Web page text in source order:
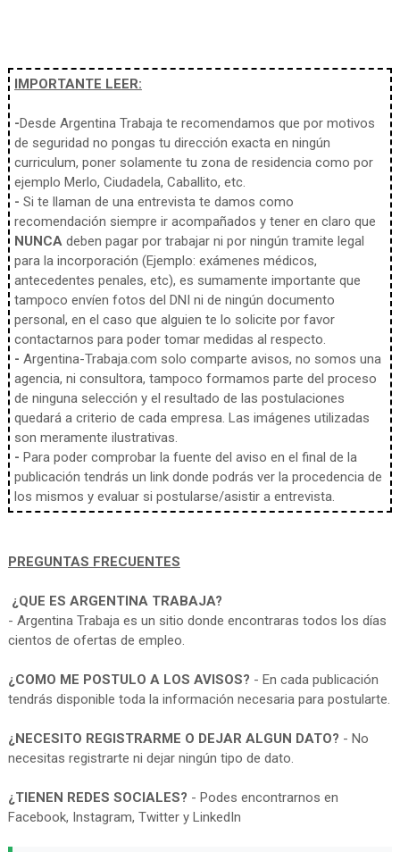
IMPORTANTE LEER:
-Desde Argentina Trabaja te recomendamos que por motivos
de seguridad no pongas tu dirección exacta en ningún
curriculum, poner solamente tu zona de residencia como por
ejemplo Merlo, Ciudadela, Caballito, etc.
- Si te llaman de una entrevista te damos como
recomendación siempre ir acompañados y tener en claro que
NUNCAdeben pagar por trabajar ni por ningún tramite legal
para la incorporación (Ejemplo: exámenes médicos,
antecedentes penales, etc), es sumamente importante que
tampoco envíen fotos del DNI ni de ningún documento
personal, en el caso que alguien te lo solicite por favor
contactarnos para poder tomar medidas al respecto.
- Argentina-Trabaja.com solo comparte avisos, no somos una
agencia, ni consultora, tampoco formamos parte del proceso
de ninguna selección y el resultado de las postulaciones
quedará a criterio de cada empresa. Las imágenes utilizadas
son meramente ilustrativas.
- Para poder comprobar la fuente del aviso en el final de la
publicación tendrás un link donde podrás ver la procedencia de
los mismos y evaluar si postularse/asistir a entrevista.
PREGUNTAS FRECUENTES
¿QUE ES ARGENTINA TRABAJA?
- Argentina Trabaja es un sitio donde encontraras todos los días
cientos de ofertas de empleo.
¿COMO ME POSTULO A LOS AVISOS? - En cada publicación
tendrás disponible toda la información necesaria para postularte.
¿NECESITO REGISTRARME O DEJAR ALGUN DATO? - No
necesitas registrarte ni dejar ningún tipo de dato.
¿TIENEN REDES SOCIALES? - Podes encontrarnos en
Facebook, Instagram, Twitter y LinkedIn